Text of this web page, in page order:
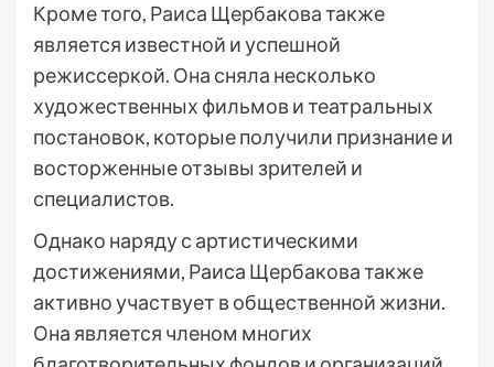
Кроме того, Раиса Щербакова также
является известной и успешной
режиссеркой. Она сняла несколько
художественных фильмов и театральных
постановок, которые получили признание и
восторженные отзывы зрителей и
специалистов.
Однако наряду с артистическими
достижениями, Раиса Щербакова также
активно участвует в общественной жизни.
Она является членом многих